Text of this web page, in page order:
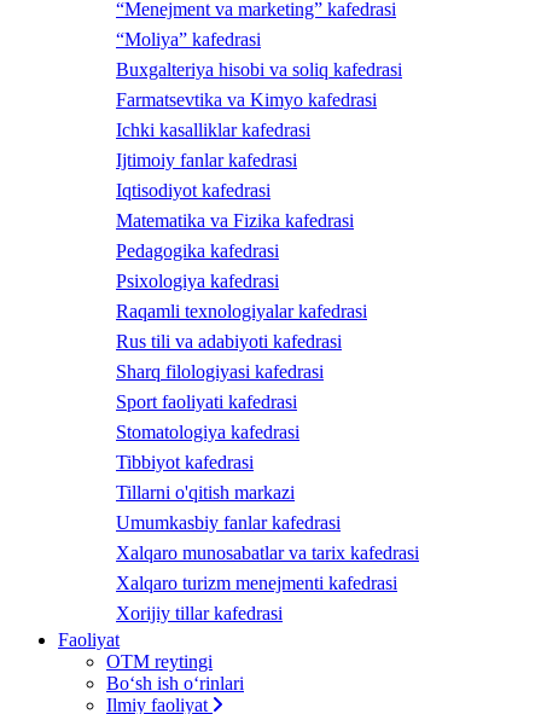
“Menejment va marketing” kafedrasi
“Moliya” kafedrasi
Buxgalteriya hisobi va soliq kafedrasi
Farmatsevtika va Kimyo kafedrasi
Ichki kasalliklar kafedrasi
Ijtimoiy fanlar kafedrasi
Iqtisodiyot kafedrasi
Matematika va Fizika kafedrasi
Pedagogika kafedrasi
Psixologiya kafedrasi
Raqamli texnologiyalar kafedrasi
Rus tili va adabiyoti kafedrasi
Sharq filologiyasi kafedrasi
Sport faoliyati kafedrasi
Stomatologiya kafedrasi
Tibbiyot kafedrasi
Tillarni o'qitish markazi
Umumkasbiy fanlar kafedrasi
Xalqaro munosabatlar va tarix kafedrasi
Xalqaro turizm menejmenti kafedrasi
Xorijiy tillar kafedrasi
Faoliyat
OTM reytingi
Bo‘sh ish o‘rinlari
Ilmiy faoliyat